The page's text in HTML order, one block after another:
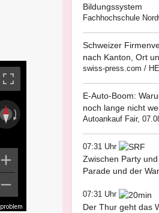
problem
Bildungssystem
Fachhochschule
Schweizer
nach Kanton, Ort
swiss-press.com /
E-Auto-Boom:
noch lange nicht
Autoankauf Fair,
07:31 Uhr
Zwischen Party
Parade und der
07:31 Uhr
Der Thur geht das